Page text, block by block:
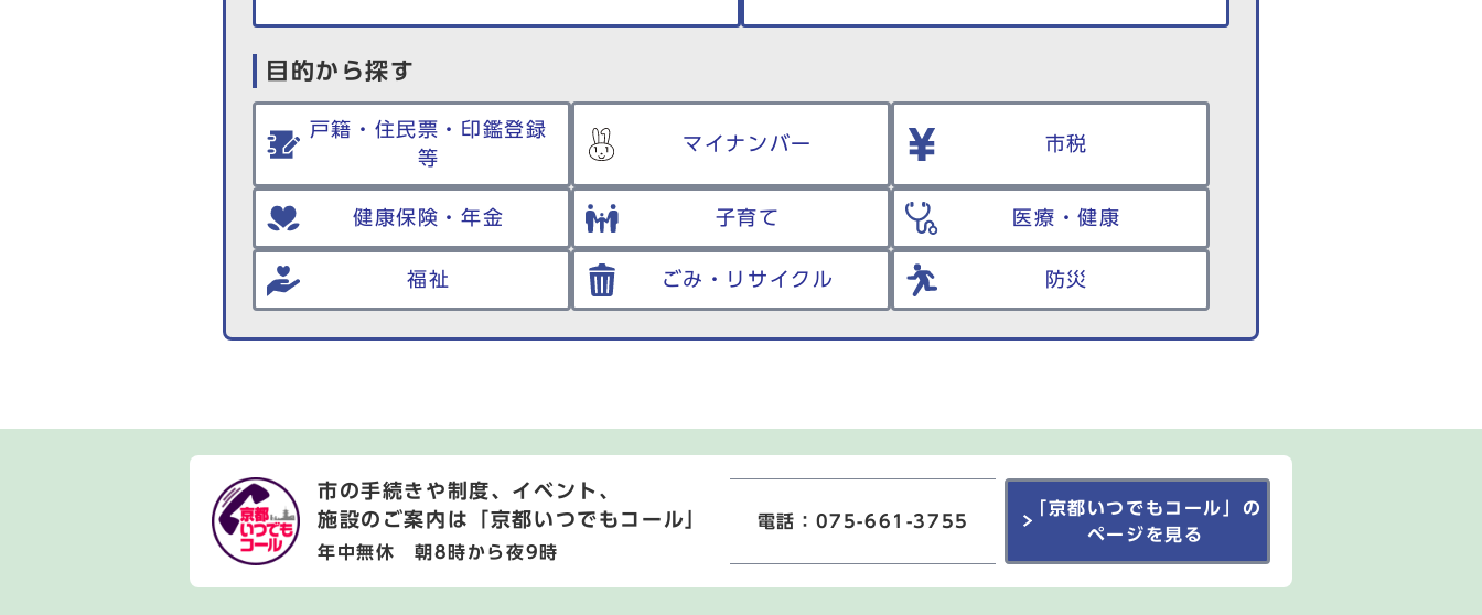
目的から探す
戸籍・住民票・印鑑登録
等
マイナンバー 市税
健康保険・年金 子育て 医療・健康
福祉 ごみ・リサイクル 防災
市の手続きや制度、イベント、
施設のご案内は
「京都いつでもコール」
年中無休 朝8時から夜9時
電話：075-661-3755
「京都いつでもコール」の
ページを見る